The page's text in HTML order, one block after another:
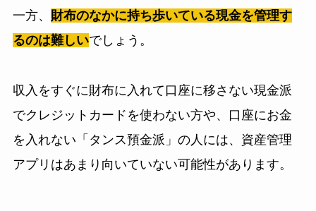
一方、 財布のなかに持ち歩いている現金を管理す
るのは難しいでしょう。
収入をすぐに財布に入れて口座に移さない現金派
でクレジットカードを使わない方や、口座にお金
を入れない「タンス預金派」の人には、資産管理
アプリはあまり向いていない可能性があります。